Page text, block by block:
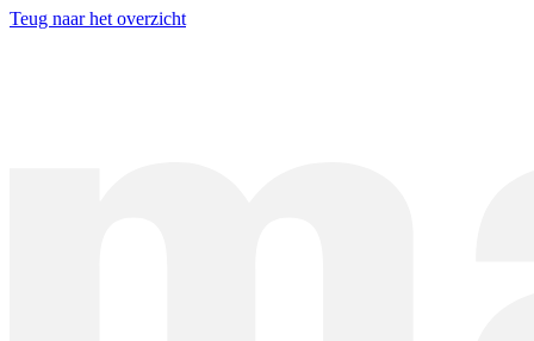
Teug naar het overzicht